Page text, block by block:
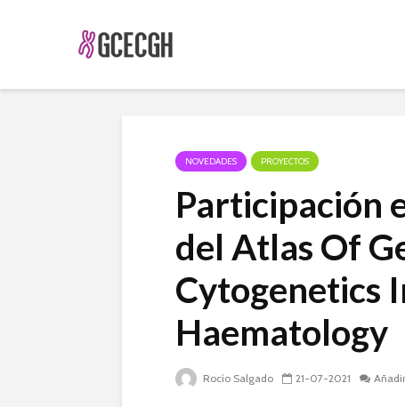
NOVEDADES PROYECTOS
Participación
del Atlas Of
Cytogenetics
Haematology
Rocío Salgado 21-07-2021